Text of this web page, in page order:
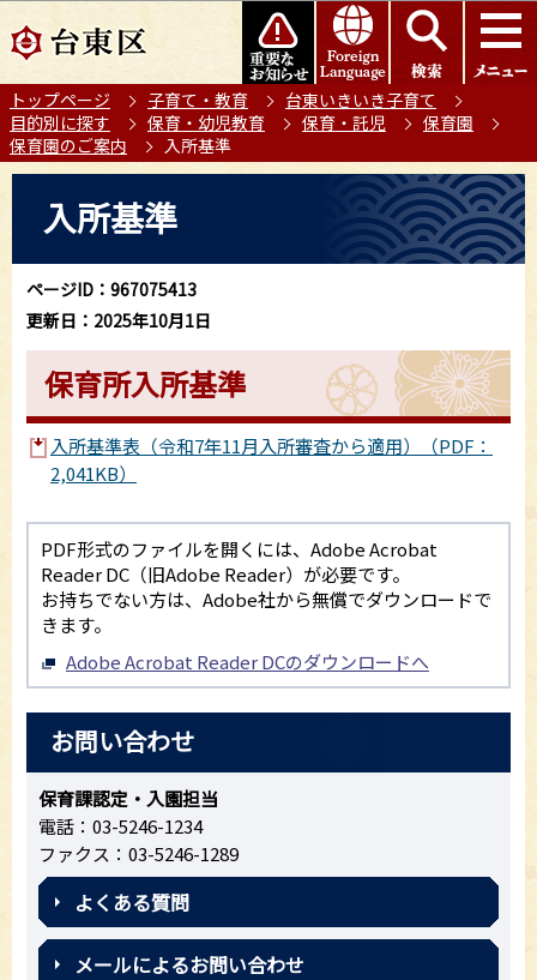
の
ー
ジ
の
このページの本文へ移動
トップページ 子育て・教育
台東いきいき子育て
目的別に探す
保育・幼児教育 保育・託児
保育園
保育園のご案内
入所基準
か
入所基準
ページID：967075413
更新日：2025年10月1日
保育所入所基準
入所基準表（令和7年11月入所審査から適用）（PDF：
2,041KB）
PDF形式のファイルを開くには、Adobe Acrobat
Reader DC（旧Adobe Reader）が必要です。
お持ちでない方は、Adobe社から無償でダウンロードで
きます。
Adobe Acrobat Reader DCのダウンロードへ
お問い合わせ
保育課認定・入園担当
電話：03-5246-1234
ファクス：03-5246-1289
よくある質問
メールによるお問い合わせ